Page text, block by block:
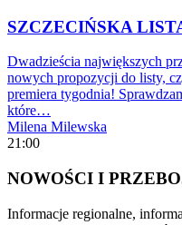
SZCZECIŃSKA
Dwadzieścia największych
nowych propozycji do listy,
premiera tygodnia!
które…
Milena Milewska
21:00
NOWOŚCI I
Informacje regionalne,